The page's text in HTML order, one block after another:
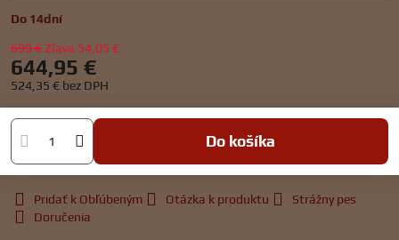
Do 14dní
699 €Zľava 54,05 €
644,95 €
524,35 € bez DPH
Do košíka
Pridať k Obľúbeným Otázka k produktu
Strážny pes
Doručenia